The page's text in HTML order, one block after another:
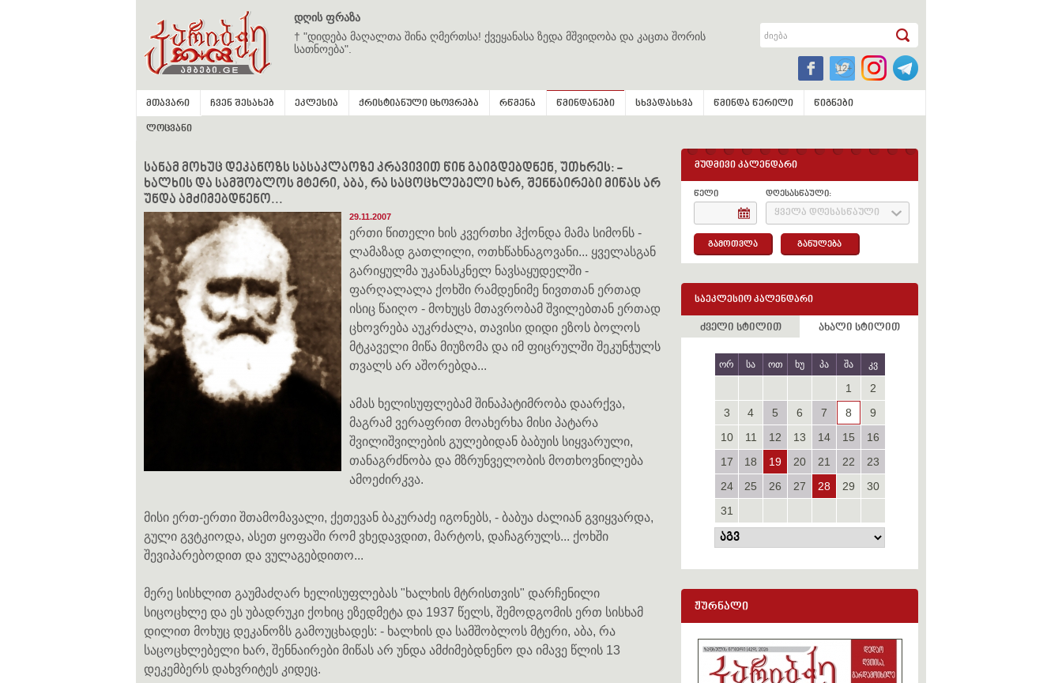
დღის ფრაზა
† "დიდება მაღალთა შინა ღმერთსა! ქვეყანასა ზედა მშვიდობა და კაცთა შორის
სათნოება".
მთავარი ჩვენ შესახებ ეკლესია ქრისტიანული ცხოვრება რწმენა წმინდანები სხვადასხვა წმინდა წერილი წიგნები
ლოცვანი
სანამ მოხუც დეკანოზს სასაკლაოზე კრავივით წინ გაიგდებდნენ, უთხრეს: -
ხალხის და სამშობლოს მტერი, აბა, რა საცოცხლებელი ხარ, შენნაირები მიწას არ
უნდა ამძიმებდნენო...
29.11.2007
ერთი წითელი ხის კვერთხი ჰქონდა მამა სიმონს -
ლამაზად გათლილი, ოთხწახნაგოვანი... ყველასგან
გარიყულმა უკანასკნელ ნავსაყუდელში -
ფარღალალა ქოხში რამდენიმე ნივთთან ერთად
ისიც წაიღო - მოხუცს მთავრობამ შვილებთან ერთად
ცხოვრება აუკრძალა, თავისი დიდი ეზოს ბოლოს
მტკაველი მიწა მიუზომა და იმ ფიცრულში შეკუნჭულს
თვალს არ აშორებდა...
ამას ხელისუფლებამ შინაპატიმრობა დაარქვა,
მაგრამ ვერაფრით მოახერხა მისი პატარა
შვილიშვილების გულებიდან ბაბუის სიყვარული,
თანაგრძნობა და მზრუნველობის მოთხოვნილება
ამოეძირკვა.
მისი ერთ-ერთი შთამომავალი, ქეთევან ბაკურაძე იგონებს, - ბაბუა ძალიან გვიყვარდა,
გული გვტკიოდა, ასეთ ყოფაში რომ ვხედავდით, მარტოს, დაჩაგრულს... ქოხში
შევიპარებოდით და ვულაგებდითო...
მერე სისხლით გაუმაძღარ ხელისუფლებას "ხალხის მტრისთვის" დარჩენილი
სიცოცხლე და ეს უბადრუკი ქოხიც ეზედმეტა და 1937 წელს, შემოდგომის ერთ სისხამ
დილით მოხუც დეკანოზს გამოუცხადეს: - ხალხის და სამშობლოს მტერი, აბა, რა
საცოცხლებელი ხარ, შენნაირები მიწას არ უნდა ამძიმებდნენო და იმავე წლის 13
დეკემბერს დახვრიტეს კიდეც.
მუდმივი კალენდარი
წელი დღესასწაული:
ყველა დღესასწაული
გამოთვლა განულება
საეკლესიო კალენდარი
ძველი სტილით ახალი სტილით
ორ სა ოთ ხუ პა შა კვ
1
2
3
4 5 6 7 8
9
10
11 12 13 14 15
16
17
18 19 20 21 22
23
24
25 26 27 28 29
30
31
ჟურნალი